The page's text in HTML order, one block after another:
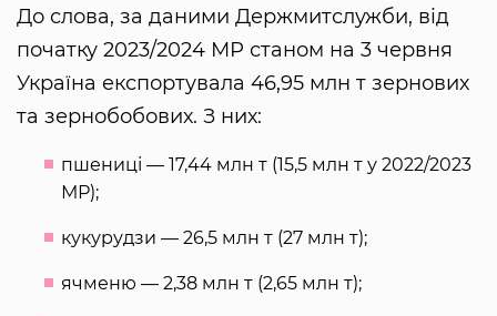
До слова, за даними Держмитслужби, від
початку 2023/2024 МР станом на 3 червня
Україна експортувала 46,95 млн т зернових
та зернобобових. З них:
пшениці — 17,44 млн т (15,5 млн т у 2022/2023
МР);
кукурудзи — 26,5 млн т (27 млн т);
ячменю — 2,38 млн т (2,65 млн т);